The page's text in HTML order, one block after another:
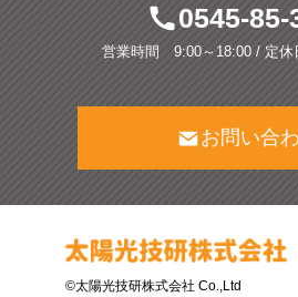
0545-85-
営業時間 9:00～18:00 / 定
お問い合
©太陽光技研株式会社 Co.,Ltd